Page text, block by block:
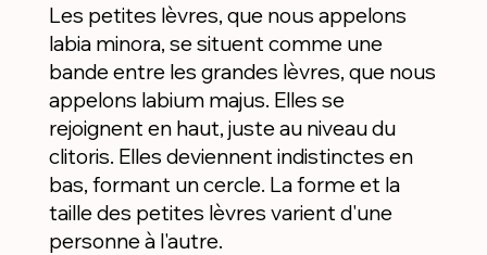
Les petites lèvres, que nous appelons
labia minora, se situent comme une
bande entre les grandes lèvres, que nous
appelons labium majus. Elles se
rejoignent en haut, juste au niveau du
clitoris. Elles deviennent indistinctes en
bas, formant un cercle. La forme et la
taille des petites lèvres varient d'une
personne à l'autre.